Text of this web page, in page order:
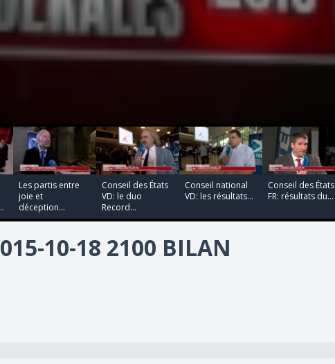
Les partis entre
joie et
déception...
Conseil des États
VD: le duo
Record...
Conseil national
VD: les résultats...
Conseil des États
FR: résultats du...
10-18 2100 BILAN